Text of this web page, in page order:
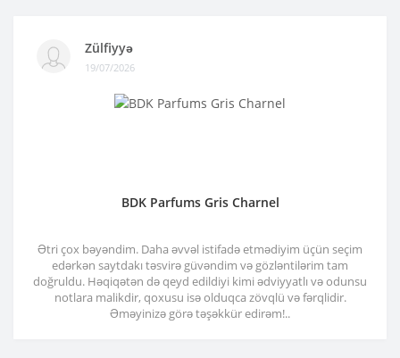
Zülfiyyə
19/07/2026
BDK Parfums Gris Charnel
Ətri çox bəyəndim. Daha əvvəl istifadə etmədiyim üçün seçim
edərkən saytdakı təsvirə güvəndim və gözləntilərim tam
doğruldu. Həqiqətən də qeyd edildiyi kimi ədviyyatlı və odunsu
notlara malikdir, qoxusu isə olduqca zövqlü və fərqlidir.
Əməyinizə görə təşəkkür edirəm!..